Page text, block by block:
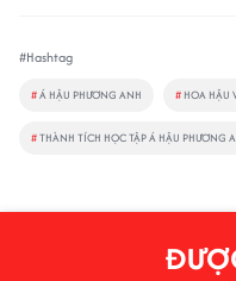
#Hashtag
#Á HẬU PHƯƠNG ANH # HOA HẬU
#THÀNH TÍCH HỌC TẬP Á HẬU PHƯƠNG